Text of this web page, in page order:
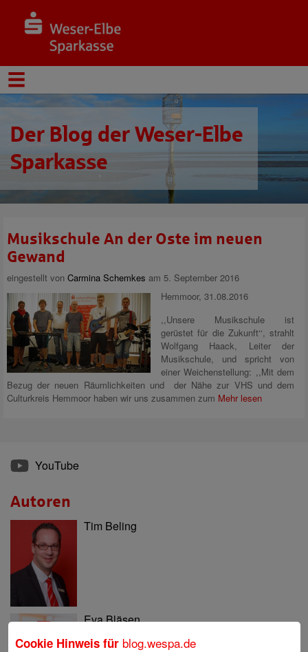
Der Blog der Weser-Elbe
Sparkasse
Musikschule An der Oste im neuen
Gewand
eingestellt von Carmina Schemkes am 5. September 2016
Hemmoor, 31.08.2016
,,Unsere Musikschule ist
gerüstet für die Zukunft‘‘, strahlt
Wolfgang Haack, Leiter der
Musikschule, und spricht von
einer Weichenstellung: ,,Mit dem
Bezug der neuen Räumlichkeiten und der Nähe zur VHS und dem
Culturkreis Hemmoor haben wir uns zusammen zum Mehr lesen
YouTube
Autoren
Tim Beling
Eva Bläsen
Cookie Hinweis für blog.wespa.de